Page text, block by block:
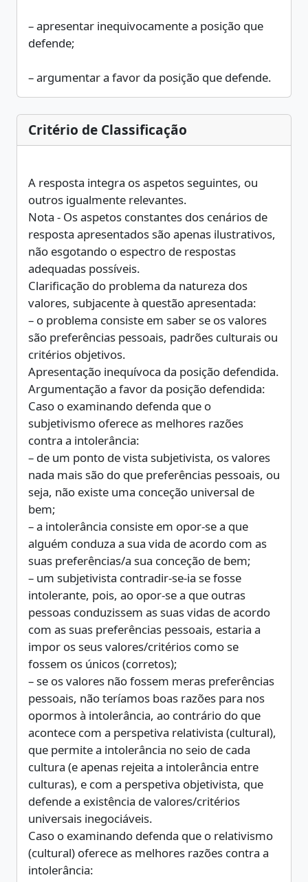
– apresentar inequivocamente a posição que
defende;
– argumentar a favor da posição que defende.
Critério de Classificação
A resposta integra os aspetos seguintes, ou
outros igualmente relevantes.
Nota - Os aspetos constantes dos cenários de
resposta apresentados são apenas ilustrativos,
não esgotando o espectro de respostas
adequadas possíveis.
Clarificação do problema da natureza dos
valores, subjacente à questão apresentada:
– o problema consiste em saber se os valores
são preferências pessoais, padrões culturais ou
critérios objetivos.
Apresentação inequívoca da posição defendida.
Argumentação a favor da posição defendida:
Caso o examinando defenda que o
subjetivismo oferece as melhores razões
contra a intolerância:
– de um ponto de vista subjetivista, os valores
nada mais são do que preferências pessoais, ou
seja, não existe uma conceção universal de
bem;
– a intolerância consiste em opor-se a que
alguém conduza a sua vida de acordo com as
suas preferências/a sua conceção de bem;
– um subjetivista contradir-se-ia se fosse
intolerante, pois, ao opor-se a que outras
pessoas conduzissem as suas vidas de acordo
com as suas preferências pessoais, estaria a
impor os seus valores/critérios como se
fossem os únicos (corretos);
– se os valores não fossem meras preferências
pessoais, não teríamos boas razões para nos
opormos à intolerância, ao contrário do que
acontece com a perspetiva relativista (cultural),
que permite a intolerância no seio de cada
cultura (e apenas rejeita a intolerância entre
culturas), e com a perspetiva objetivista, que
defende a existência de valores/critérios
universais inegociáveis.
Caso o examinando defenda que o relativismo
(cultural) oferece as melhores razões contra a
intolerância: